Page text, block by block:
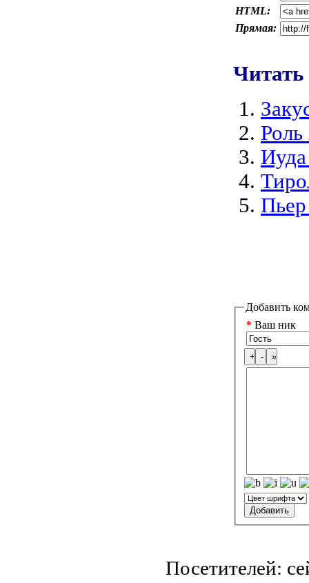
HTML:
Прямая:
Добавить
* Ваш ник
Посетителей: